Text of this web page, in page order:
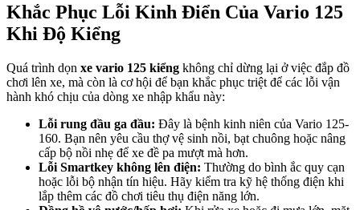
Khắc Phục Lỗi Kinh Điển Của Vario 125
Khi Độ Kiểng
Quá trình dọn xe vario 125 kiểng không chỉ dừng lại ở việc đắp đồ
chơi lên xe, mà còn là cơ hội để bạn khắc phục triệt để các lỗi vận
hành khó chịu của dòng xe nhập khẩu này:
Lỗi rung đầu ga đầu: Đây là bệnh kinh niên của Vario 125-
160. Bạn nên yêu cầu thợ vệ sinh nồi, bạt chuông hoặc nâng
cấp bộ nồi nhẹ để xe đề pa mượt mà hơn.
Lỗi Smartkey không lên điện: Thường do bình ắc quy cạn
hoặc lỗi bộ nhận tín hiệu. Hãy kiểm tra kỹ hệ thống điện khi
lắp thêm các đồ chơi tiêu thụ điện năng lớn.